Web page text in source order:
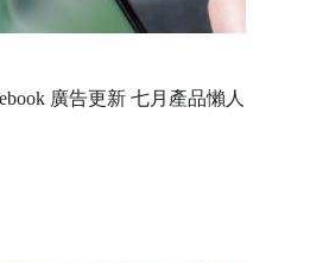
廣告更新 七月產品懶人